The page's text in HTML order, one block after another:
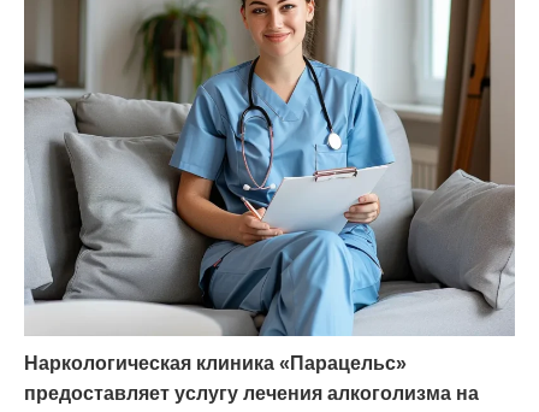
Наркологическая клиника «Парацельс»
предоставляет услугу лечения алкоголизма на